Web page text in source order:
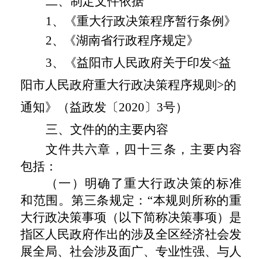
1、《重大行政决策程序暂行条例》
2、
《湖南省行政程序规定》
3、《益阳市人民政府关于印发<益
阳市人民政府重大行政决策程序规则>的
通知》（益政发〔2020〕3号）
三、文件的的主要内容
文件共六章，四十三条，主要内容
包括：
（一）明确了重大行政决策的标准
和范围。第三条规定： “本规则所称的重
大行政决策事项（以下简称决策事项）是
指区人民政府作出的涉及全区经济社会发
展全局、社会涉及面广、专业性强、与人